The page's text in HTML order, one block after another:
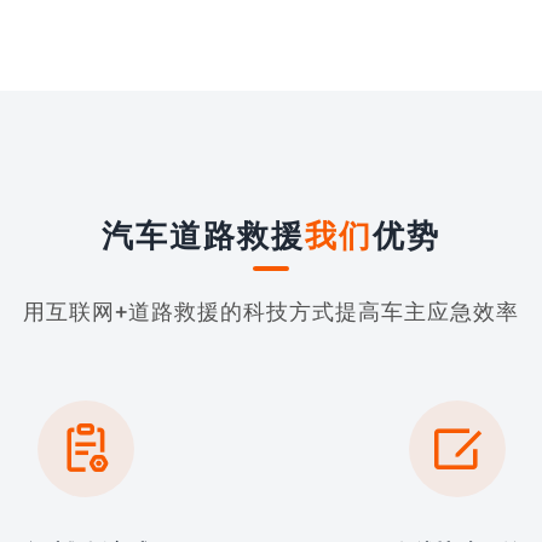
汽车道路救援我们优势
用互联网+道路救援的科技方式提高车主应急效率
 